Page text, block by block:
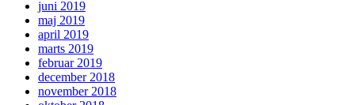
juni 2019
maj 2019
april 2019
marts 2019
februar 2019
december 2018
november 2018